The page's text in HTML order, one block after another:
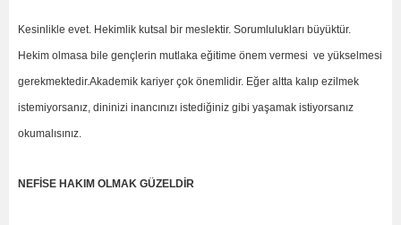
Kesinlikle evet. Hekimlik kutsal bir meslektir. Sorumlulukları büyüktür.
Hekim olmasa bile gençlerin mutlaka eğitime önem vermesi ve yükselmesi
gerekmektedir.Akademik kariyer çok önemlidir. Eğer altta kalıp ezilmek
istemiyorsanız, dininizi inancınızı istediğiniz gibi yaşamak istiyorsanız
okumalısınız.
NEFİSE HAKIM OLMAK GÜZELDİR